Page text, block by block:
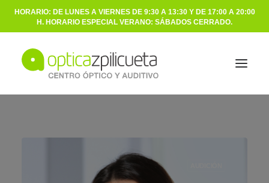
HORARIO: DE LUNES A VIERNES DE 9:30 A 13:30 Y DE 17:00 A 20:00
H. HORARIO ESPECIAL VERANO: SÁBADOS CERRADO.
AUDICIÓN